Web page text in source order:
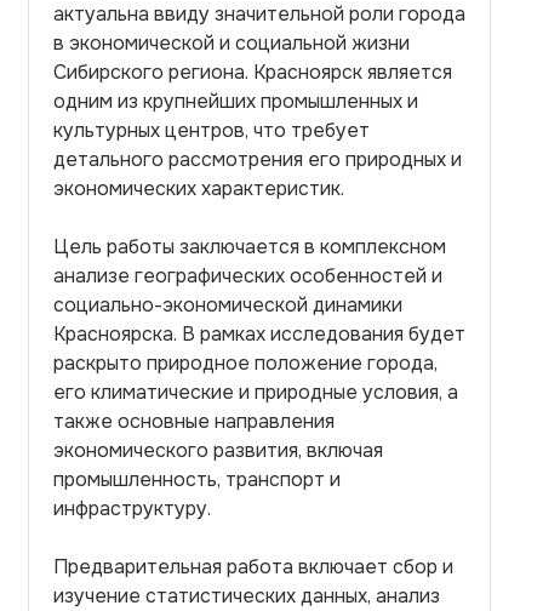
актуальна ввиду значительной роли города
в экономической и социальной жизни
Сибирского региона. Красноярск является
одним из крупнейших промышленных и
культурных центров, что требует
детального рассмотрения его природных и
экономических характеристик.
Цель работы заключается в комплексном
анализе географических особенностей и
социально-экономической динамики
Красноярска. В рамках исследования будет
раскрыто природное положение города,
его климатические и природные условия, а
также основные направления
экономического развития, включая
промышленность, транспорт и
инфраструктуру.
Предварительная работа включает сбор и
изучение статистических данных, анализ